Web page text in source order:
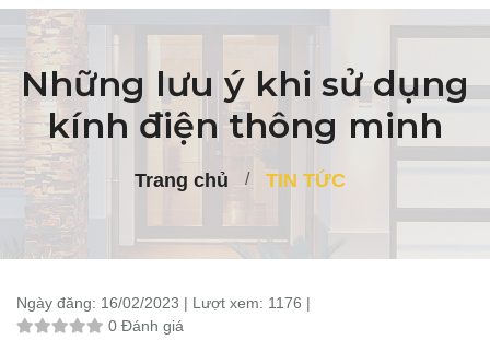
Những lưu ý khi sử dụng
kính điện thông minh
Trang chủ TIN TỨC
Ngày đăng: 16/02/2023 | Lượt xem: 1176 |
0 Đánh giá